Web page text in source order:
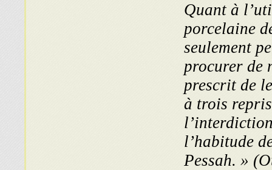
« Quant à
porcelaine
seulement
procurer de
prescrit de
à trois
l’habitude
Pessah. »